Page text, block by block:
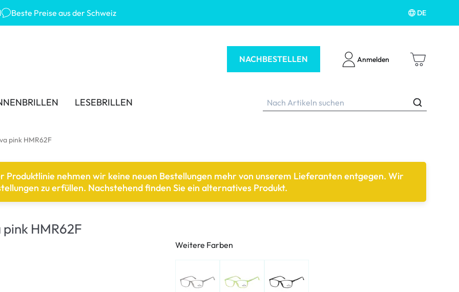
Beste Preise aus der Schweiz DE
NACHBESTELLEN Anmelden
Wochenlinsen
KATEGORIEN
Kochsalzlösungen
Augentropfen und Augenpflege
Pinzetten und weiteres Zubehör
Eyewear
%
LESEBRILLEN
pink HMR62F
Produktlinie nehmen wir keine neuen Bestellungen mehr von unserem Lieferanten entgegen. Wir
zu erfüllen. Nachstehend finden Sie ein alternatives Produkt.
HMR62F
Weitere Farben